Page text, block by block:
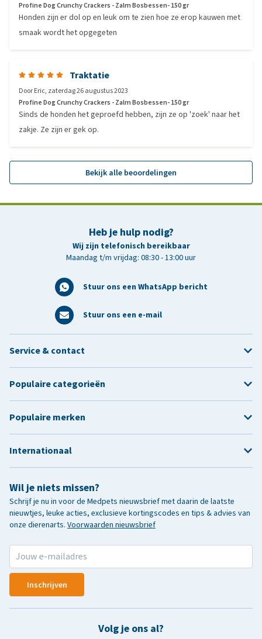
Profine Dog Crunchy Crackers - Zalm Bosbessen- 150 gr
Honden zijn er dol op en leuk om te zien hoe ze erop kauwen met
smaak wordt het opgegeten
Traktatie
DoorEric, zaterdag 26 augustus 2023
Profine Dog Crunchy Crackers - Zalm Bosbessen- 150 gr
Sinds de honden het geproefd hebben, zijn ze op 'zoek' naar het
zakje. Ze zijn er gek op.
Bekijk alle beoordelingen
Heb je hulp nodig?
Wij zijn telefonisch bereikbaar
Maandag t/m vrijdag: 08:30 - 13:00 uur
Stuur ons een WhatsApp bericht
Stuur ons een e-mail
Wil je niets missen?
Schrijf je nu in voor de Medpets nieuwsbrief met daarin de laatste
nieuwtjes, leuke acties, exclusieve kortingscodes en tips & advies van
onze dierenarts. Voorwaarden nieuwsbrief
Inschrijven
Volg je ons al?
Service & contact
Populaire categorieën
Populaire merken
Internationaal